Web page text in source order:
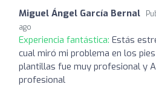
Miguel Ángel García Bernal
ago
Experiencia fantástica: Estás
cual miró mi problema en los
plantillas fue muy profesional y
profesional